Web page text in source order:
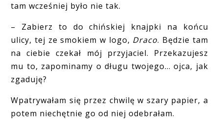
tam wcześniej było nie tak.
– Zabierz to do chińskiej knajpki na końcu
ulicy, tej ze smokiem w logo, Draco. Będzie tam
na ciebie czekał mój przyjaciel. Przekazujesz
mu to, zapominamy o długu twojego… ojca, jak
zgaduję?
Wpatrywałam się przez chwilę w szary papier, a
potem niechętnie go od niej odebrałam.